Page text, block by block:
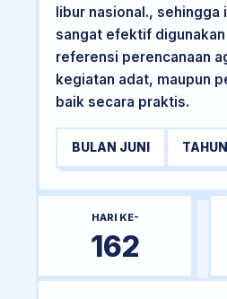
libur nasional., sehingga
sangat efektif
referensi perencanaan
kegiatan adat, maupun
baik secara praktis.
BULAN JUNI
HARI KE-
162